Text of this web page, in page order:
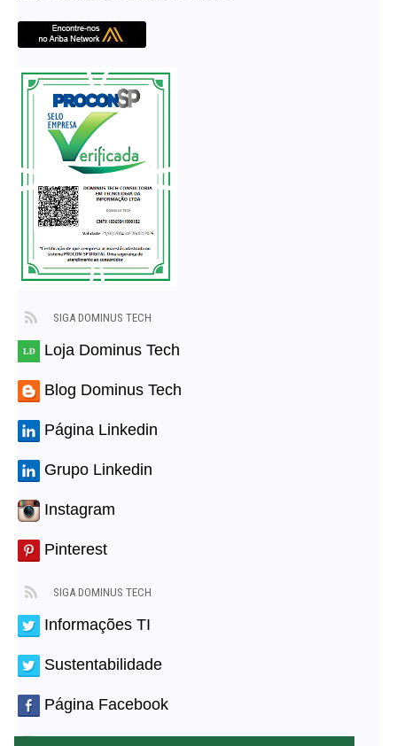
SIGA DOMINUS TECH
Loja Dominus Tech
Blog Dominus Tech
Página Linkedin
Grupo Linkedin
Instagram
Pinterest
SIGA DOMINUS TECH
Informações TI
Sustentabilidade
Página Facebook